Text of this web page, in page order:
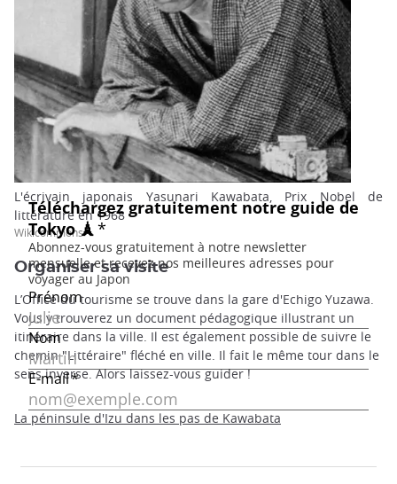
L'écrivain japonais Yasunari Kawabata, Prix Nobel de
littérature en 1968
Wikicommons
Organiser sa visite
L’Office du tourisme se trouve dans la gare d'Echigo Yuzawa.
Vous y trouverez un document pédagogique illustrant un
itinéraire dans la ville. Il est également possible de suivre le
chemin "Littéraire" fléché en ville. Il fait le même tour dans le
sens inverse. Alors laissez-vous guider !
La péninsule d'Izu dans les pas de Kawabata